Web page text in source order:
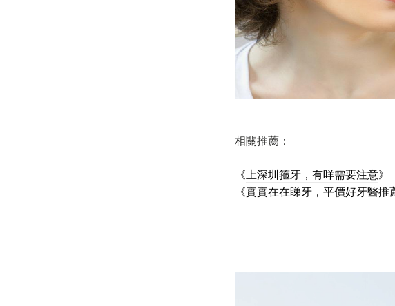
相關推薦：
《上深圳箍牙，有咩需要注意》
《實實在在睇牙，平價好牙醫推